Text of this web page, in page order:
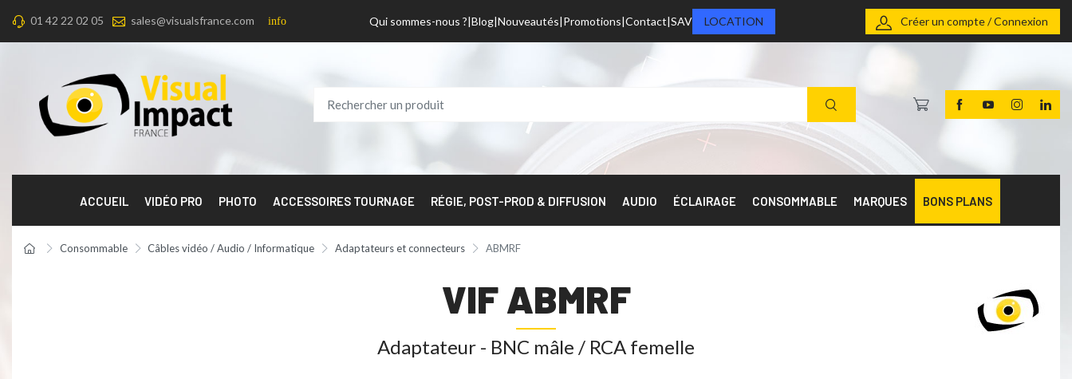
01 42 22 02 05 sales@visualsfrance.com info Qui sommes-nous ? Blog Nouveautés Promotions Contact SAV LOCATION Créer un compte / Connexion
ACCUEIL VIDÉO PRO PHOTO ACCESSOIRES TOURNAGE RÉGIE, POST-PROD & DIFFUSION AUDIO ÉCLAIRAGE CONSOMMABLE MARQUES BONS PLANS
Consommable Câbles vidéo / Audio / Informatique Adaptateurs et connecteurs ABMRF
VIF ABMRF
Adaptateur - BNC mâle / RCA femelle